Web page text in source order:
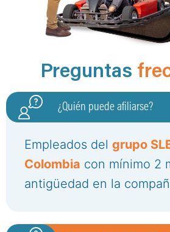
Preguntas
¿Quién puede afiliarse?
Empleados del grupo
Colombia con mínimo 2
antigüedad en la